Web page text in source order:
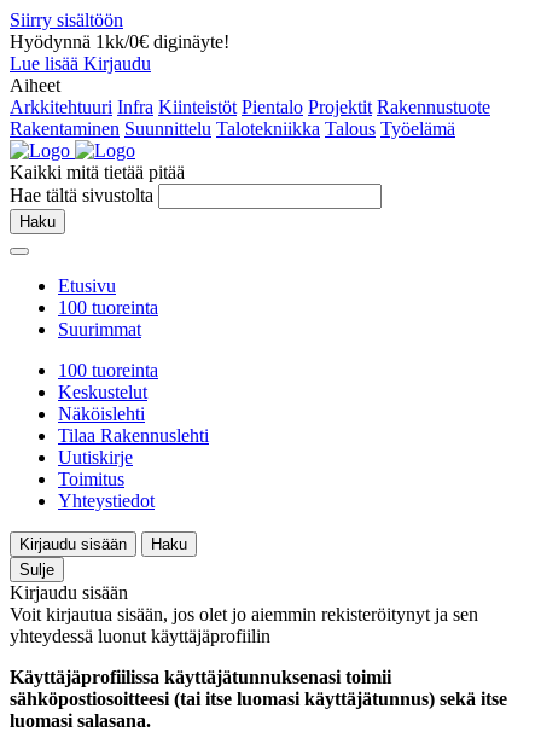
Siirry sisältöön
Hyödynnä 1kk/0€ diginäyte!
Lue lisää Kirjaudu
Aiheet
Arkkitehtuuri Infra Kiinteistöt Pientalo Projektit Rakennustuote
Rakentaminen Suunnittelu Talotekniikka Talous Työelämä
Kaikki mitä tietää pitää
Hae tältä sivustolta
Haku
Etusivu
100 tuoreinta
Suurimmat
100 tuoreinta
Keskustelut
Näköislehti
Tilaa Rakennuslehti
Uutiskirje
Toimitus
Yhteystiedot
Kirjaudu sisään
Haku
Sulje
Kirjaudu sisään
Voit kirjautua sisään, jos olet jo aiemmin rekisteröitynyt ja sen
yhteydessä luonut käyttäjäprofiilin
Käyttäjäprofiilissa käyttäjätunnuksenasi toimii
sähköpostiosoitteesi (tai itse luomasi käyttäjätunnus) sekä itse
luomasi salasana.